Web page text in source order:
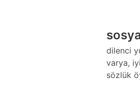
dilenci
varya,
sözlük